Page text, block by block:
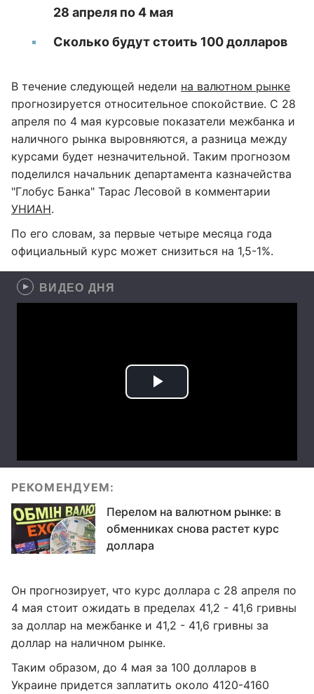
28 апреля по 4 мая
Сколько будут стоить 100 долларов
В течение следующей недели на валютном рынке
прогнозируется относительное спокойствие. С 28
апреля по 4 мая курсовые показатели межбанка и
наличного рынка выровняются, а разница между
курсами будет незначительной. Таким прогнозом
поделился начальник департамента казначейства
"Глобус Банка" Тарас Лесовой в комментарии
УНИАН.
По его словам, за первые четыре месяца года
официальный курс может снизиться на 1,5-1%.
ВИДЕО ДНЯ
РЕКОМЕНДУЕМ:
Перелом на валютном рынке: в
обменниках снова растет курс
доллара
Он прогнозирует, что курс доллара с 28 апреля по
4 мая стоит ожидать в пределах 41,2 - 41,6 гривны
за доллар на межбанке и 41,2 - 41,6 гривны за
доллар на наличном рынке.
Таким образом, до 4 мая за 100 долларов в
Украине придется заплатить около 4120-4160